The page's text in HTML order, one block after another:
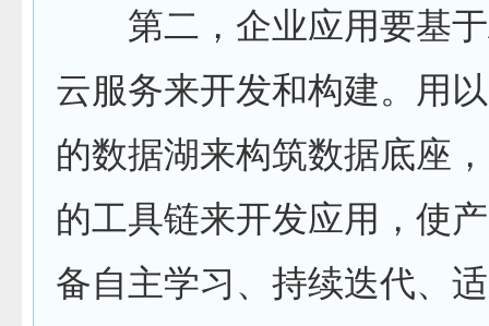
第二，企业应用要基于
云服务来开发和构建。用
的数据湖来构筑数据底座
的工具链来开发应用，使
备自主学习、持续迭代、